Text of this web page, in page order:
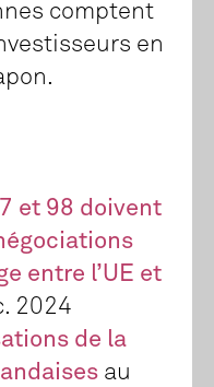
comptent
en
et 98 doivent
entre l’UE et
2024
de la
au